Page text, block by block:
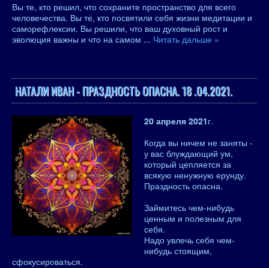
Вы те, кто решил, что сохраните пространство для всего
человечества. Вы те, кто посвятили себя жизни медитации и
саморефлексии. Вы решили, что ваш духовный рост и
эволюция важны и что на самом ... Читать дальше »
НАТАЛИ ИВАН - ПРАЗДНОСТЬ ОПАСНА. 18 .04.2021.
20 апреля 2021г.
Когда вы ничем не заняты -
у вас блуждающий ум,
который цепляется за
всякую ненужную ерунду.
Праздность опасна.
Займитесь чем-нибудь
ценным и полезным для
себя.
Надо увлечь себя чем-
нибудь стоящим,
сфокусироваться.